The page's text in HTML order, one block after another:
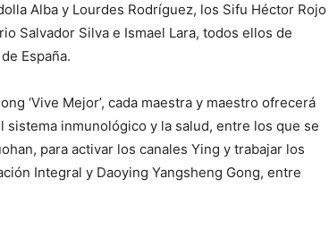
Alba y Lourdes Rodríguez, los Sifu Héctor Rojo
Salvador Silva e Ismael Lara, todos ellos de
España.
‘Vive Mejor’, cada maestra y maestro ofrecerá
inmunológico y la salud, entre los que se
para activar los canales Ying y trabajar los
Integral y Daoying Yangsheng Gong, entre